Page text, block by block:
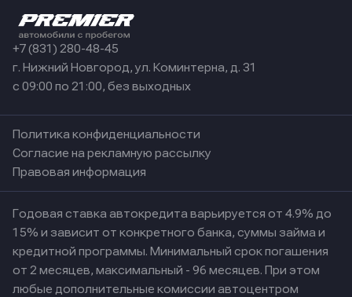
+7 (831) 280-48-45
г. Нижний Новгород, ул. Коминтерна, д. 31
с 09:00 по 21:00, без выходных
Политика конфиденциальности
Согласие на рекламную рассылку
Правовая информация
Годовая ставка автокредита варьируется от 4.9% до
15% и зависит от конкретного банка, суммы займа и
кредитной программы. Минимальный срок погашения
от 2 месяцев, максимальный - 96 месяцев. При этом
любые дополнительные комиссии автоцентром